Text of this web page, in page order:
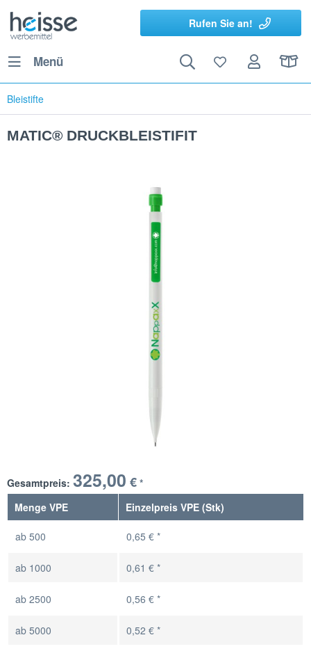
Rufen Sie an!
Menü
Bleistifte
MATIC® DRUCKBLEISTIFIT
Gesamtpreis: 325,00 € *
Menge VPE
Einzelpreis VPE (Stk)
ab 500 0,65 € *
ab 1000 0,61 € *
ab 2500 0,56 € *
ab 5000 0,52 € *